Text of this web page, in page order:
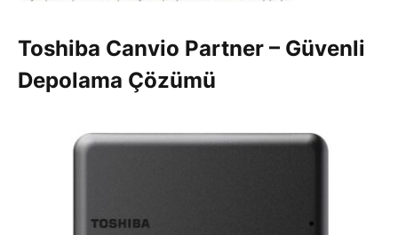
Toshiba Canvio Partner – Güvenli
Depolama Çözümü